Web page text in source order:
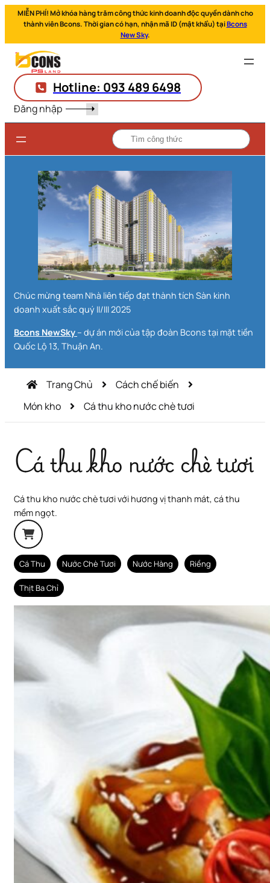
MIỄN PHÍ! Mở khóa hàng trăm công thức kinh doanh độc quyền dành cho
thành viên Bcons. Thời gian có hạn, nhận mã ID (mật khẩu) tạiBcons
New Sky.
Hotline: 093 489 6498
Đăng nhập
Chúc mừng team Nhà liên tiếp đạt thành tích Sàn kinh
doanh xuất sắc quý II/III 2025
Bcons NewSky– dự án mới của tập đoàn Bcons tại mặt tiền
Quốc Lộ 13, Thuận An.
Trang Chủ
Cách chế biến
Món kho
Cá thu kho nước chè tươi
Cá thu kho nước chè tươi
Cá thu kho nước chè tươi với hương vị thanh mát, cá thu
mềm ngọt.
Cá Thu Nước Chè Tươi Nước Hàng Riềng
Thịt Ba Chỉ